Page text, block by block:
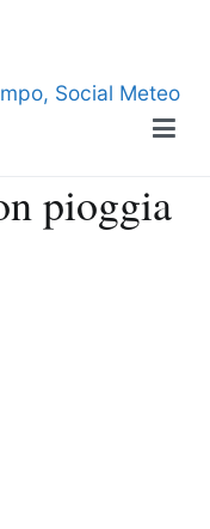
Social Meteo
pioggia